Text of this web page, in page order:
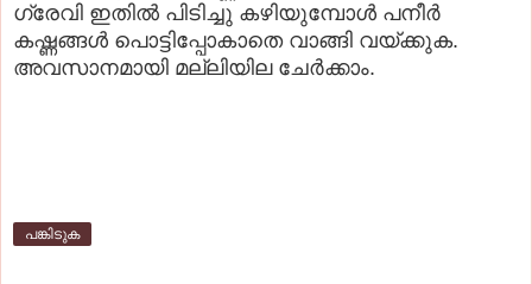
ഗ്രേവി ഇതിൽ പിടിച്ചു കഴിയുമ്പോൾ പനീർ
കഷ്ണങ്ങൾ പൊട്ടിപ്പോകാതെ വാങ്ങി വയ്ക്കുക.
അവസാനമായി മല്ലിയില ചേർക്കാം.
പങ്കിടുക